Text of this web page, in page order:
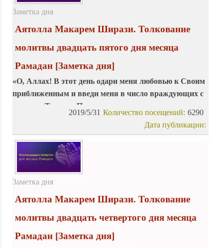
Заметка дня
Аятолла Макарем Ширази. Толкование
молитвы двадцать пятого дня месяца
Рамадан [Заметка дня]
«О, Аллах! В этот день одари меня любовью к Своим
приближенным и введи меня в число враждующих с
врагами Твоими. Помоги мне следовать сунне
Последнего из Твоих Пророков, о, защитник сердец
6290
Количество посещений:
2019/5/31
Дата публикации:
Заметка дня
Аятолла Макарем Ширази. Толкование
молитвы двадцать четвертого дня месяца
Рамадан [Заметка дня]